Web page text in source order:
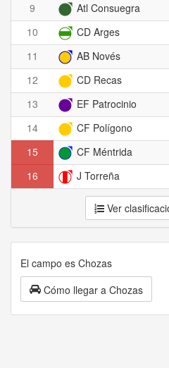
9
Atl Consuegra
10
CD Arges
11
AB Novés
12
CD Recas
13
EF Patrocinio
14
CF Polígono
15
CF Méntrida
16
J Torreña
Ver
El campo es Chozas
Cómo llegar a Chozas